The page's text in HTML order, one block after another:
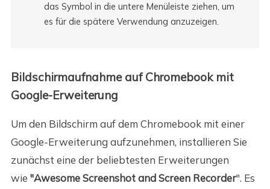
das Symbol in die untere Menüleiste ziehen, um
es für die spätere Verwendung anzuzeigen.
Bildschirmaufnahme auf Chromebook mit
Google-Erweiterung
Um den Bildschirm auf dem Chromebook mit einer
Google-Erweiterung aufzunehmen, installieren Sie
zunächst eine der beliebtesten Erweiterungen
wie "Awesome Screenshot and Screen Recorder". Es